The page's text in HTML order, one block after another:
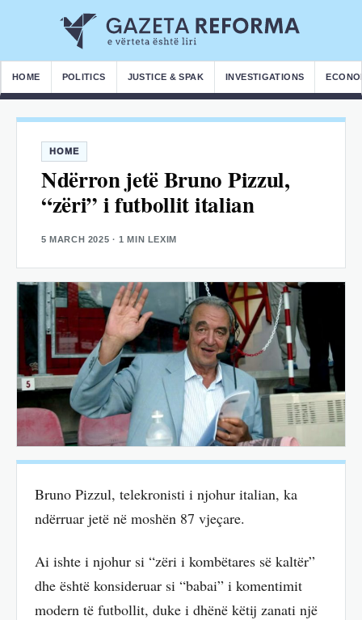
HOME POLITICS JUSTICE & SPAK INVESTIGATIONS
HOME
Ndërron jetë Bruno Pizzul,
“zëri” i futbollit italian
5 MARCH 2025 · 1 MIN LEXIM
Bruno Pizzul, telekronisti i njohur italian, ka
ndërruar jetë në moshën 87 vjeçare.
Ai ishte i njohur si “zëri i kombëtares së kaltër”
dhe është konsideruar si “babai” i komentimit
modern të futbollit, duke i dhënë këtij zanati një